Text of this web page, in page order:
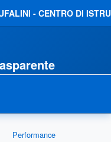
- CENTRO DI
Performance